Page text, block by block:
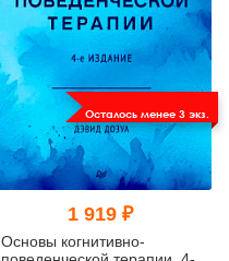
Осталось менее 3 экз.
1 919 ₽
Основы когнитивно-